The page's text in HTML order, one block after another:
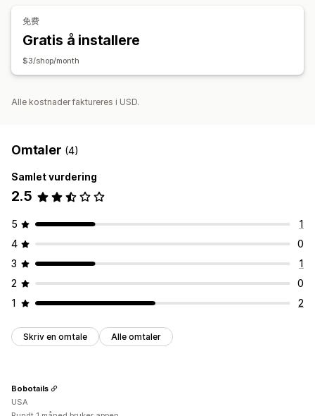
免费
Gratis å installere
$3/shop/month
Alle kostnader faktureres i USD.
Omtaler (4)
Samlet vurdering
2.5
5
1
4
0
3
1
2
0
1
2
Skriv en omtale Alle omtaler
Bobotails
USA